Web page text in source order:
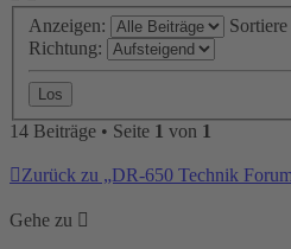
Anzeigen:
Richtung:
14 Beiträge • Seite 1 von 1
Zurück zu „DR-650 Technik
Gehe zu